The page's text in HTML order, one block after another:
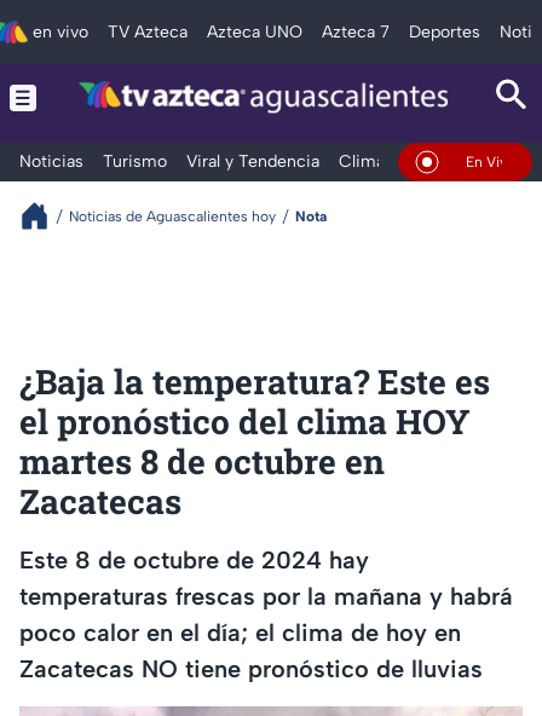
en vivo TV Azteca Azteca UNO Azteca 7 Deportes
Noticias Turismo Viral y Tendencia Clima DeportesEn Vivo
Noticias de Aguascalientes hoy Nota
¿Baja la temperatura? Este es
el pronóstico del clima HOY
martes 8 de octubre en
Zacatecas
Este 8 de octubre de 2024 hay
temperaturas frescas por la mañana y habrá
poco calor en el día; el clima de hoy en
Zacatecas NO tiene pronóstico de lluvias